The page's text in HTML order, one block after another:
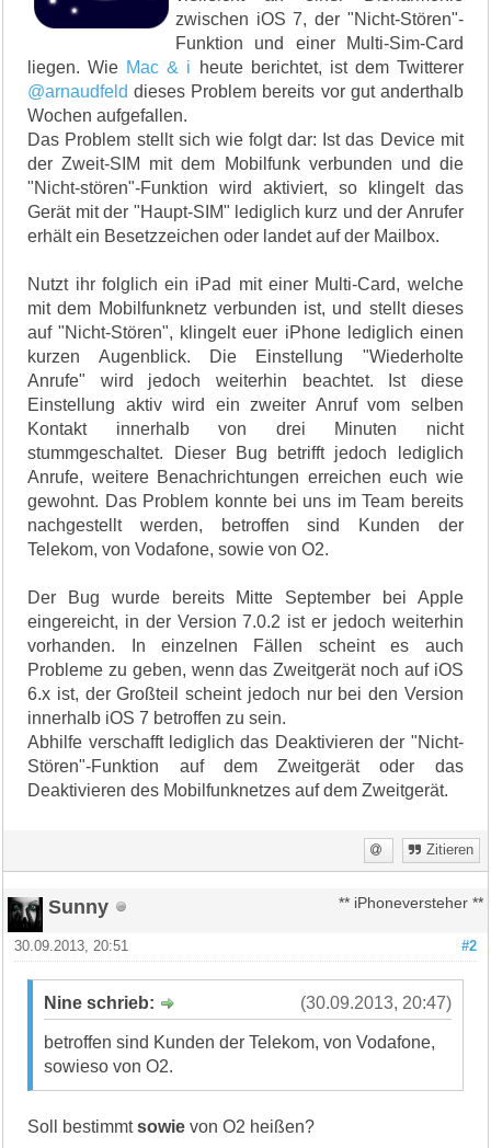
zwischen iOS 7, der "Nicht-Stören"-
Funktion und einer Multi-Sim-Card
liegen. Wie Mac & i heute berichtet, ist dem Twitterer
@arnaudfeld dieses Problem bereits vor gut anderthalb
Wochen aufgefallen.
Das Problem stellt sich wie folgt dar: Ist das Device mit
der Zweit-SIM mit dem Mobilfunk verbunden und die
"Nicht-stören"-Funktion wird aktiviert, so klingelt das
Gerät mit der "Haupt-SIM" lediglich kurz und der Anrufer
erhält ein Besetzzeichen oder landet auf der Mailbox.
Nutzt ihr folglich ein iPad mit einer Multi-Card, welche
mit dem Mobilfunknetz verbunden ist, und stellt dieses
auf "Nicht-Stören", klingelt euer iPhone lediglich einen
kurzen Augenblick. Die Einstellung "Wiederholte
Anrufe" wird jedoch weiterhin beachtet. Ist diese
Einstellung aktiv wird ein zweiter Anruf vom selben
Kontakt innerhalb von drei Minuten nicht
stummgeschaltet. Dieser Bug betrifft jedoch lediglich
Anrufe, weitere Benachrichtungen erreichen euch wie
gewohnt. Das Problem konnte bei uns im Team bereits
nachgestellt werden, betroffen sind Kunden der
Telekom, von Vodafone, sowie von O2.
Der Bug wurde bereits Mitte September bei Apple
eingereicht, in der Version 7.0.2 ist er jedoch weiterhin
vorhanden. In einzelnen Fällen scheint es auch
Probleme zu geben, wenn das Zweitgerät noch auf iOS
6.x ist, der Großteil scheint jedoch nur bei den Version
innerhalb iOS 7 betroffen zu sein.
Abhilfe verschafft lediglich das Deaktivieren der "Nicht-
Stören"-Funktion auf dem Zweitgerät oder das
Deaktivieren des Mobilfunknetzes auf dem Zweitgerät.
Zitieren
Sunny ** iPhoneversteher **
#2
30.09.2013, 20:51
(30.09.2013, 20:47)
Nine schrieb:
betroffen sind Kunden der Telekom, von Vodafone,
sowieso von O2.
Soll bestimmtsowie von O2 heißen?